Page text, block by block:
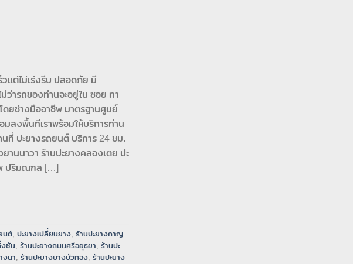
วแต่ไม่เร่งรีบ ปลอดภัย มี
ว่ารถของท่านจะอยู่ใน ซอย ทา
ดยช่างมืออาชีพ มาตรฐานศูนย์
ลงพื้นทีเราพร้อมให้บริการท่าน
ที่ ปะยางรถยนต์ บริการ 24 ชม.
านนาวา ร้านปะยางคลองเตย ปะ
พ ปริมณฑล […]
นต์, ปะยางเปลี่ยนยาง, ร้านปะยางกาญ
งชัน, ร้านปะยางถนนศรีอยุธยา, ร้านปะ
งนา, ร้านปะยางบางบัวทอง, ร้านปะยาง